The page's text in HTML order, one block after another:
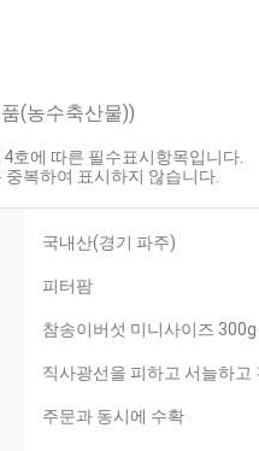
(농수축산물))
호에 따른 필수표시항목입니다.
복하여 표시하지 않습니다.
국내산(경기 파주)
피터팜
참송이버섯 미니사이즈 300g
직사광선을 피하고 서늘하고
주문과 동시에 수확